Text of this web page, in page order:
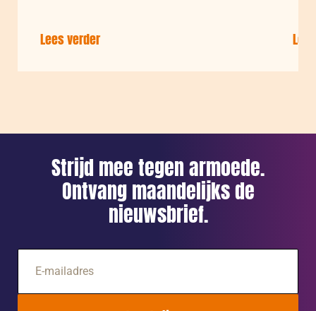
Lees verder
Vrouwen
basis
deel
2
Strijd mee tegen armoede.
Ontvang maandelijks de
nieuwsbrief.
mailadres